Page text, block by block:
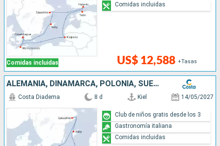
Comidas incluidas US$ 12,588 +Tasas
Comidas incluidas
ALEMANIA, DINAMARCA, POLONIA, SUECIA
Costa Diadema 8 d Kiel 14/05/2027
Club de niños gratis desde los 3
Gastronomía italiana
Comidas incluidas